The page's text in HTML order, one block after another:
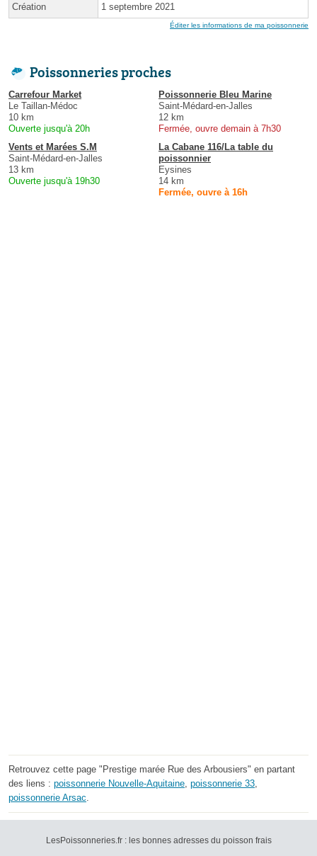
Création 1 septembre 2021
Éditer les informations de ma poissonnerie
Poissonneries proches
Carrefour Market
Le Taillan-Médoc
10 km
Ouverte jusqu'à 20h
Poissonnerie Bleu Marine
Saint-Médard-en-Jalles
12 km
Fermée, ouvre demain à 7h30
Vents et Marées S.M
Saint-Médard-en-Jalles
13 km
Ouverte jusqu'à 19h30
La Cabane 116/La table du
poissonnier
Eysines
14 km
Fermée, ouvre à 16h
Retrouvez cette page "Prestige marée Rue des Arbousiers" en partant
des liens : poissonnerie Nouvelle-Aquitaine poissonnerie 33
poissonnerie Arsac
LesPoissonneries.fr : les bonnes adresses du poisson frais